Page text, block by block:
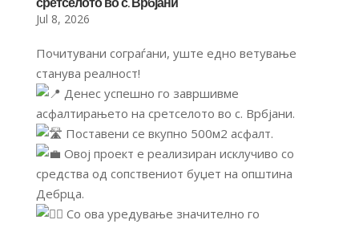
Jul 8, 2026
Почитувани сограѓани, уште едно ветување
станува реалност!
Денес успешно го завршивме
асфалтирањето на сретселото во с. Врбјани.
Поставени се вкупно 500м2 асфалт.
Овој проект е реализиран исклучиво со
средства од сопствениот буџет на општина
Дебрца.
Со ова уредување значително го